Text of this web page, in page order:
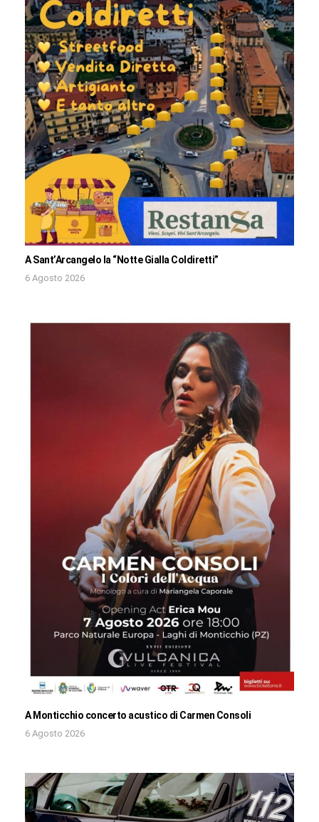
A Sant’Arcangelo la “Notte Gialla Coldiretti”
6 Agosto 2026
A Monticchio concerto acustico di Carmen Consoli
6 Agosto 2026